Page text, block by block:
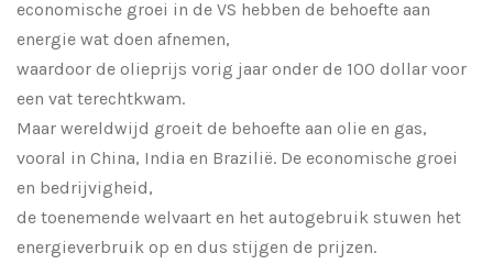
economische groei in de VS hebben de behoefte aan
energie wat doen afnemen,
waardoor de olieprijs vorig jaar onder de 100 dollar voor
een vat terechtkwam.
Maar wereldwijd groeit de behoefte aan olie en gas,
vooral in China, India en Brazilië. De economische groei
en bedrijvigheid,
de toenemende welvaart en het autogebruik stuwen het
energieverbruik op en dus stijgen de prijzen.